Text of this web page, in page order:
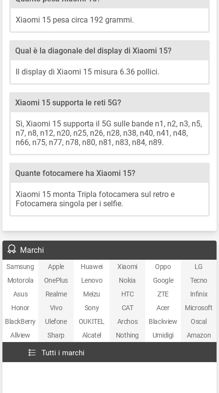
Xiaomi 15 pesa circa 192 grammi.
Qual è la diagonale del display di Xiaomi 15?
Il display di Xiaomi 15 misura 6.36 pollici.
Xiaomi 15 supporta le reti 5G?
Sì, Xiaomi 15 supporta il 5G sulle bande n1, n2, n3, n5,
n7, n8, n12, n20, n25, n26, n28, n38, n40, n41, n48,
n66, n75, n77, n78, n80, n81, n83, n84, n89.
Quante fotocamere ha Xiaomi 15?
Xiaomi 15 monta Tripla fotocamera sul retro e
Fotocamera singola per i selfie.
Marchi
Samsung Apple Huawei Xiaomi Oppo
LG
Motorola
OnePlus Lenovo Nokia Google
Tecno
Asus
Realme Meizu HTC ZTE
Infinix
Honor
Vivo Sony CAT Acer
Microsoft
BlackBerry
Ulefone OUKITEL Archos Blackview
Oscal
Allview
Sharp Alcatel Nothing Umidigi Amazon
Tutti i marchi